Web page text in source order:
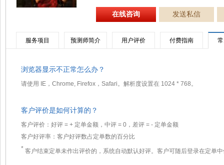
在线咨询 发送私信
服务项目 预测师简介 用户评价 付费指南
浏览器显示不正常怎么办？
请使用 IE，Chrome, Firefox，Safari。解析度设置在 1024 * 768。
客户评价是如何计算的？
客户评价：好评 = + 定单金额，中评 = 0，差评 = - 定单金额
客户好评率：客户好评数占定单数的百分比
* 客户结束定单未作出评价的，系统自动默认好评。客户可随后登录在定单